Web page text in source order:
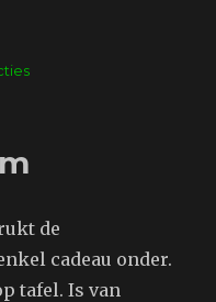
op
de
cadeau onder.
tafel. Is van